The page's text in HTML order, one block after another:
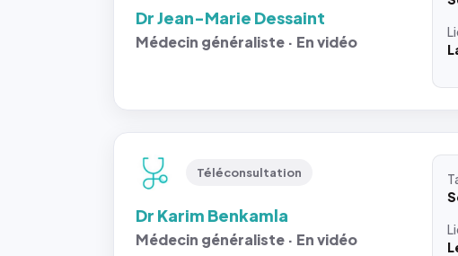
Dr Jean-Marie Dessaint
Médecin généraliste · En vidéo
Téléconsultation
Dr Karim Benkamla
Médecin généraliste · En vidéo